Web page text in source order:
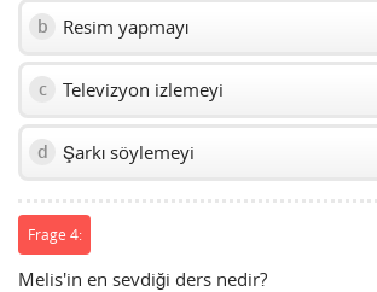
b Resim yapmayı
c Televizyon izlemeyi
d Şarkı söylemeyi
Frage 4:
Melis'in en sevdiği ders nedir?